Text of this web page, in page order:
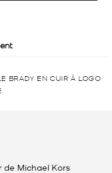
BRADY EN CUIR À LOGO
de Michael Kors